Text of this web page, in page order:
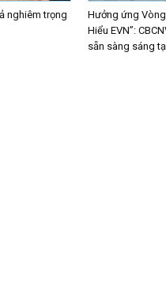
nghiêm trọng
Hưởng ứng
Hiểu EVN”:
sẵn sàng sáng